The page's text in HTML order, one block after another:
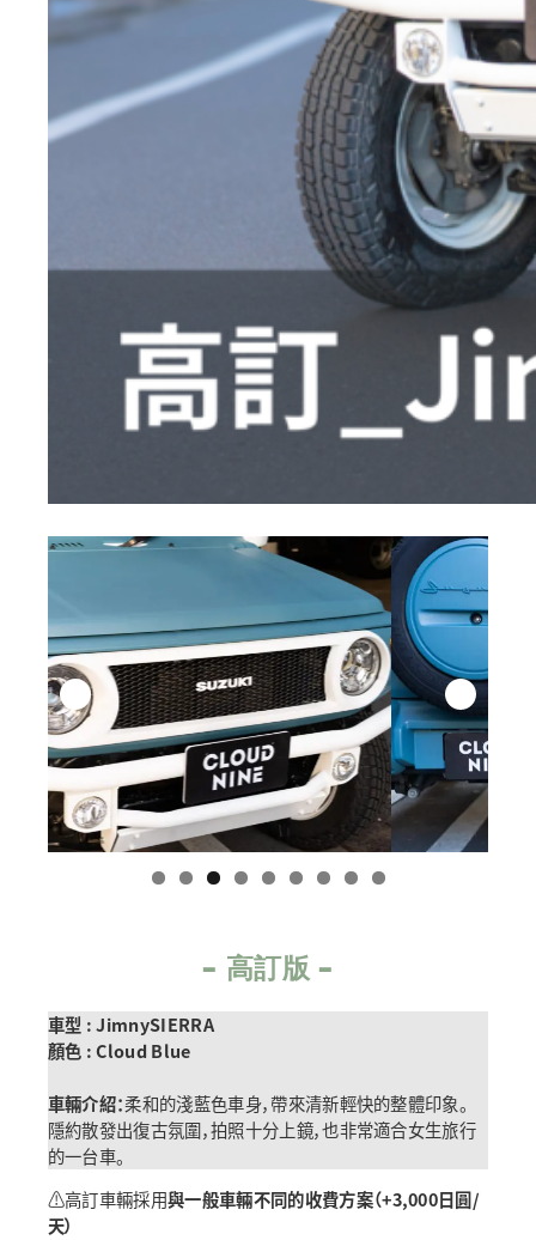
– 高訂版 –
車型 : JimnySIERRA
顏色 : Cloud Blue
車輛介紹：柔和的淺藍色車身，帶來清新輕快的整體印象。
隱約散發出復古氛圍，拍照十分上鏡，也非常適合女生旅行
的一台車。
⚠高訂車輛採用與一般車輛不同的收費方案（+3,000日圓/
天）